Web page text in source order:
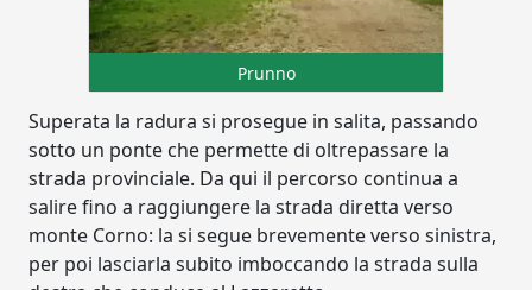
Prunno
Superata la radura si prosegue in salita, passando
sotto un ponte che permette di oltrepassare la
strada provinciale. Da qui il percorso continua a
salire fino a raggiungere la strada diretta verso
monte Corno: la si segue brevemente verso sinistra,
per poi lasciarla subito imboccando la strada sulla